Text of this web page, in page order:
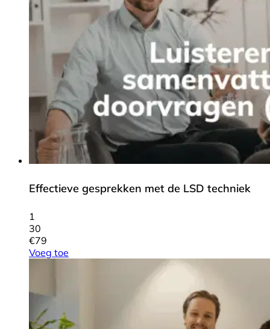
Effectieve gesprekken met de LSD techniek
1
30
€79
Voeg toe